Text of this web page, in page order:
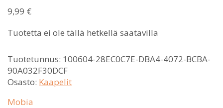
9,99 €
Tuotetta ei ole tällä hetkellä saatavilla
Tuotetunnus: 100604-28EC0C7E-DBA4-4072-BCBA-
90A032F30DCF
Osasto: Kaapelit
Mobia